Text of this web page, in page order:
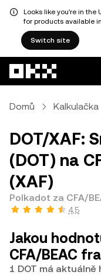
Looks like you're in the
for products available
Switch site
Domů Kalkulačka
DOT/XAF:
(DOT) na
(XAF)
Polkadot za CFA/
4,5
Jakou
CFA/BEAC
1 DOT má aktuálně